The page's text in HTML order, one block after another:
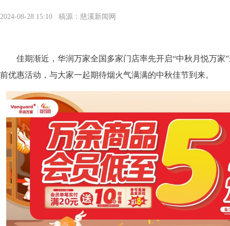
2024-08-28 15:10 稿源：慈溪新闻网
佳期渐近，华润万家全国多家门店率先开启“中秋月悦万家”
前优惠活动，与大家一起期待烟火气满满的中秋佳节到来。